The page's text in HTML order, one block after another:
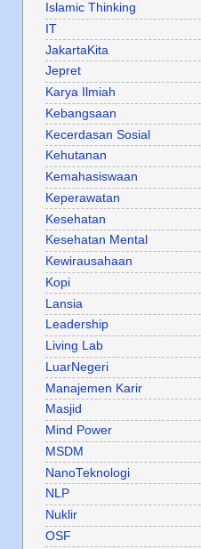
Islamic Thinking
IT
JakartaKita
Jepret
Karya Ilmiah
Kebangsaan
Kecerdasan Sosial
Kehutanan
Kemahasiswaan
Keperawatan
Kesehatan
Kesehatan Mental
Kewirausahaan
Kopi
Lansia
Leadership
Living Lab
LuarNegeri
Manajemen Karir
Masjid
Mind Power
MSDM
NanoTeknologi
NLP
Nuklir
OSF